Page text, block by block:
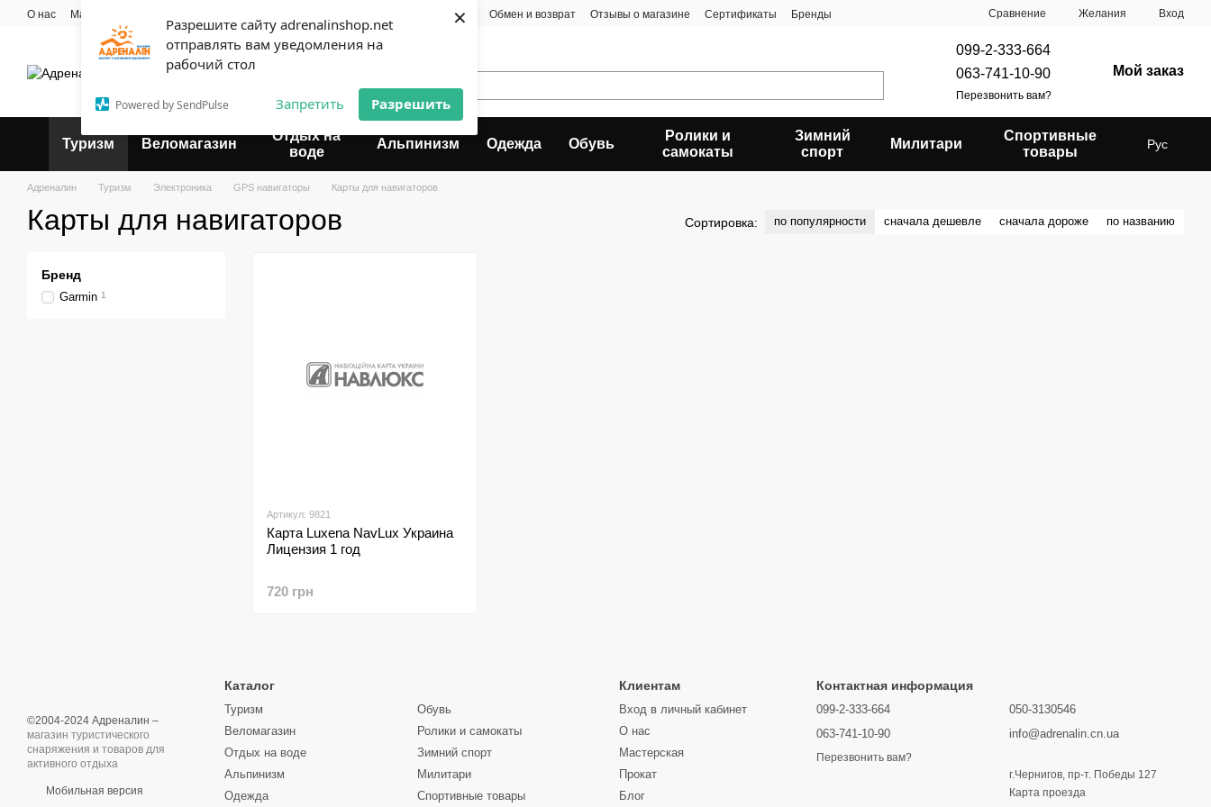
Разрешите сайту adrenalinshop.net
отправлять вам уведомления на
рабочий стол
Powered by SendPulse Запретить Разрешить
×
Перейти к основному контенту
О нас Мастерская Оплата и доставка Обмен и возврат Отзывы о магазине Сертификаты
Бренды
Пользовательское соглашение
Сравнение Желания Вход
Эксперт твоего отдыха
099-2-333-664
063-741-10-90
Перезвонить вам?
Мой заказ
Туризм Веломагазин
Отдых на
воде
Альпинизм Одежда Обувь
Ролики и
самокаты
Зимний
спорт
Милитари
Спортивные
товары
Рус
Адреналин Туризм Электроника GPS навигаторы Карты для навигаторов
Карты для навигаторов Сортировка: по популярности сначала дешевле сначала дороже по названию
Артикул: 9821
Карта Luxena NavLux Украина
Лицензия 1 год
720 грн
Бренд
Garmin 1
©2004-2024 Адреналин –
магазин туристического
снаряжения и товаров для
активного отдыха
Мобильная версия
Каталог
Туризм
Веломагазин
Отдых на воде
Альпинизм
Одежда
Обувь
Ролики и самокаты
Зимний спорт
Милитари
Спортивные товары
Клиентам
Вход в личный кабинет
О нас
Мастерская
Прокат
Блог
Контактная информация
099-2-333-664
063-741-10-90
Перезвонить вам?
050-3130546
info@adrenalin.cn.ua
г.Чернигов, пр-т. Победы 127
Карта проезда